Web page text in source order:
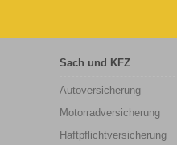
Sach und KFZ
Autoversicherung
Motorradversicherung
Haftpflichtversicherung